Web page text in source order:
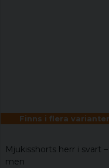
Finns i flera varianter
Mjukisshorts herr i svart
men